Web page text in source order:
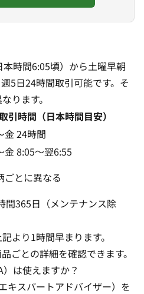
時間6:05頃）から土曜早朝
5日24時間取引可能です。そ
ります。
引時間（日本時間目安）
金 24時間
金 8:05〜翌6:55
ごとに異なる
間365日（メンテナンス除
より1時間早まります。
ごとの詳細を確認できます。
は使えますか？
キスパートアドバイザー）を